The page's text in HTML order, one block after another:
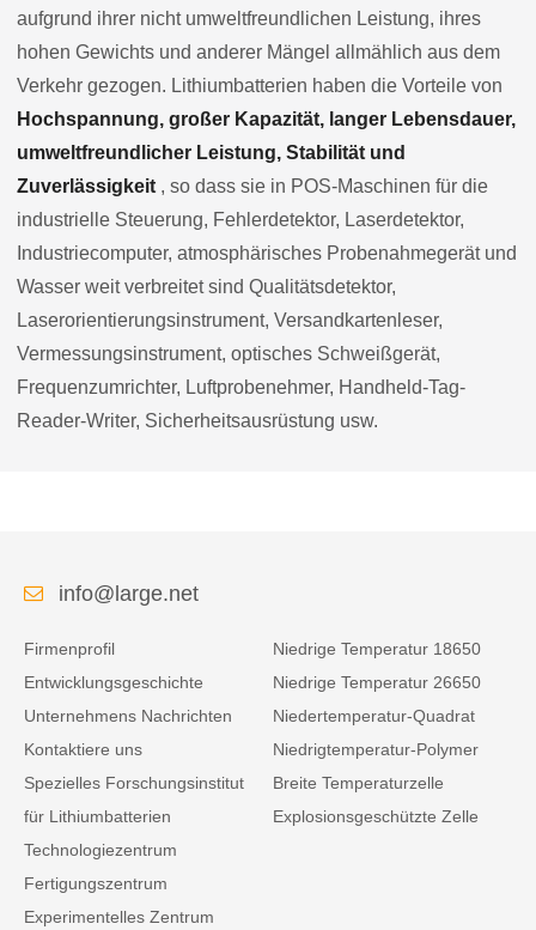
aufgrund ihrer nicht umweltfreundlichen Leistung, ihres
hohen Gewichts und anderer Mängel allmählich aus dem
Verkehr gezogen. Lithiumbatterien haben die Vorteile von
Hochspannung, großer Kapazität, langer Lebensdauer,
umweltfreundlicher Leistung, Stabilität und
Zuverlässigkeit , so dass sie in POS-Maschinen für die
industrielle Steuerung, Fehlerdetektor, Laserdetektor,
Industriecomputer, atmosphärisches Probenahmegerät und
Wasser weit verbreitet sind Qualitätsdetektor,
Laserorientierungsinstrument, Versandkartenleser,
Vermessungsinstrument, optisches Schweißgerät,
Frequenzumrichter, Luftprobenehmer, Handheld-Tag-
Reader-Writer, Sicherheitsausrüstung usw.
info@large.net
Firmenprofil
Entwicklungsgeschichte
Unternehmens Nachrichten
Kontaktiere uns
Spezielles Forschungsinstitut
für Lithiumbatterien
Technologiezentrum
Fertigungszentrum
Experimentelles Zentrum
Niedrige Temperatur 18650
Niedrige Temperatur 26650
Niedertemperatur-Quadrat
Niedrigtemperatur-Polymer
Breite Temperaturzelle
Explosionsgeschützte Zelle